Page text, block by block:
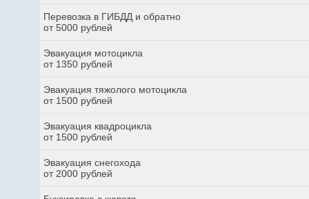
Перевозка в ГИБДД и обратно
от 5000 рублей
Эвакуация мотоцикла
от 1350 рублей
Эвакуация тяжолого мотоцикла
от 1500 рублей
Эвакуация квадроцикла
от 1500 рублей
Эвакуация снегохода
от 2000 рублей